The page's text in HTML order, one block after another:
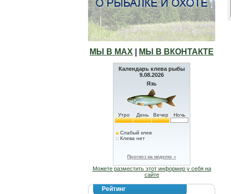
МЫ В МАХ МЫ В ВКОНТАКТЕ
Календарь клева рыбы
9.08.2026
Язь
Утро День Вечер Ночь
Слабый клев
Клева нет
Прогноз на неделю »
Можете разместить этот информер у себя на
сайте
Рейтинг